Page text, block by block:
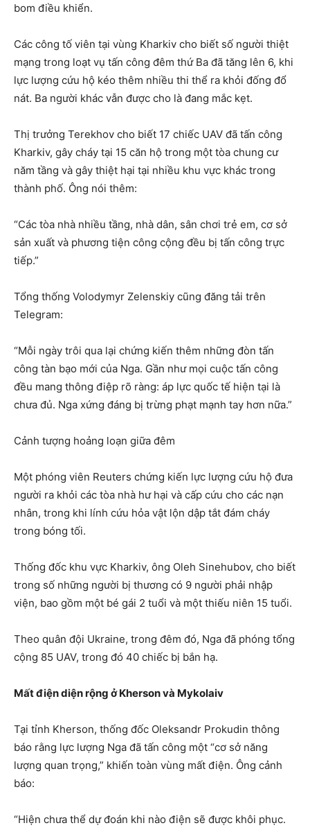
bom điều khiển.
Các công tố viên tại vùng Kharkiv cho biết số người thiệt
mạng trong loạt vụ tấn công đêm thứ Ba đã tăng lên 6, khi
lực lượng cứu hộ kéo thêm nhiều thi thể ra khỏi đống đổ
nát. Ba người khác vẫn được cho là đang mắc kẹt.
Thị trưởng Terekhov cho biết 17 chiếc UAV đã tấn công
Kharkiv, gây cháy tại 15 căn hộ trong một tòa chung cư
năm tầng và gây thiệt hại tại nhiều khu vực khác trong
thành phố. Ông nói thêm:
“Các tòa nhà nhiều tầng, nhà dân, sân chơi trẻ em, cơ sở
sản xuất và phương tiện công cộng đều bị tấn công trực
tiếp.”
Tổng thống Volodymyr Zelenskiy cũng đăng tải trên
Telegram:
“Mỗi ngày trôi qua lại chứng kiến thêm những đòn tấn
công tàn bạo mới của Nga. Gần như mọi cuộc tấn công
đều mang thông điệp rõ ràng: áp lực quốc tế hiện tại là
chưa đủ. Nga xứng đáng bị trừng phạt mạnh tay hơn nữa.”
Cảnh tượng hoảng loạn giữa đêm
Một phóng viên Reuters chứng kiến lực lượng cứu hộ đưa
người ra khỏi các tòa nhà hư hại và cấp cứu cho các nạn
nhân, trong khi lính cứu hỏa vật lộn dập tắt đám cháy
trong bóng tối.
Thống đốc khu vực Kharkiv, ông Oleh Sinehubov, cho biết
trong số những người bị thương có 9 người phải nhập
viện, bao gồm một bé gái 2 tuổi và một thiếu niên 15 tuổi.
Theo quân đội Ukraine, trong đêm đó, Nga đã phóng tổng
cộng 85 UAV, trong đó 40 chiếc bị bắn hạ.
Mất điện diện rộng ở Kherson và Mykolaiv
Tại tỉnh Kherson, thống đốc Oleksandr Prokudin thông
báo rằng lực lượng Nga đã tấn công một “cơ sở năng
lượng quan trọng,” khiến toàn vùng mất điện. Ông cảnh
báo:
“Hiện chưa thể dự đoán khi nào điện sẽ được khôi phục.